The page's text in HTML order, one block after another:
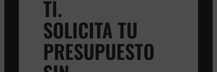
TI.
SOLICITA TU
PRESUPUESTO